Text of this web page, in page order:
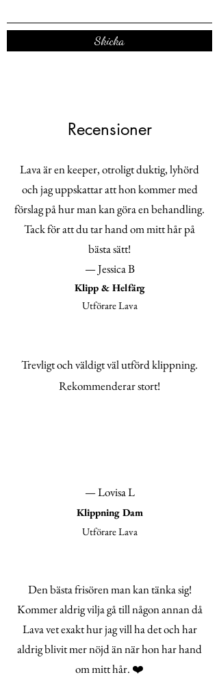
Skicka
Recensioner
Lava är en keeper, otroligt duktig, lyhörd
och jag uppskattar att hon kommer med
förslag på hur man kan göra en behandling.
Tack för att du tar hand om mitt hår på
bästa sätt!
— Jessica B
Klipp & Helfärg
Utförare Lava
Trevligt och väldigt väl utförd klippning.
Rekommenderar stort!
— Lovisa L
Klippning Dam
Utförare Lava
Den bästa frisören man kan tänka sig!
Kommer aldrig vilja gå till någon annan då
Lava vet exakt hur jag vill ha det och har
aldrig blivit mer nöjd än när hon har hand
om mitt hår. ❤️